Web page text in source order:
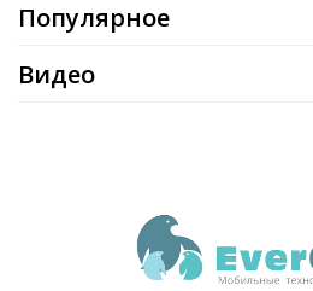
Популярное
Видео